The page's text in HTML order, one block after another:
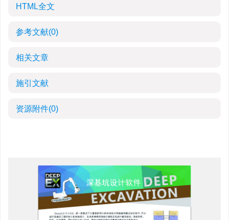
HTML全文
参考文献(0)
相关文章
施引文献
资源附件(0)